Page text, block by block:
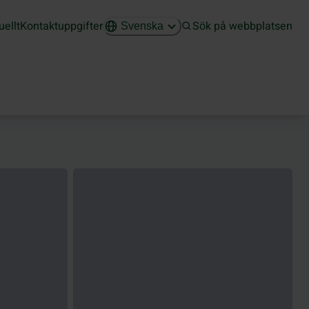
Kontaktuppgifter Svenska Sök på webbplatsen